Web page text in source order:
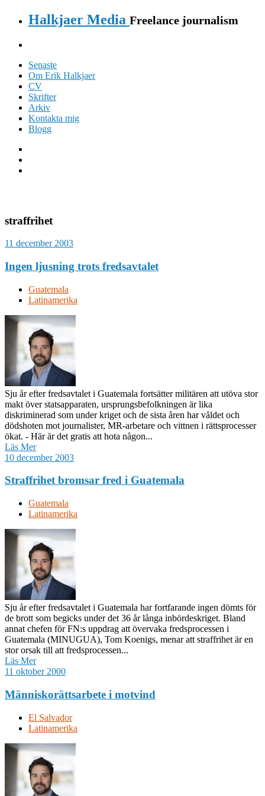
Halkjaer Media Freelance journalism
Senaste
Om Erik Halkjaer
CV
Skrifter
Arkiv
Kontakta mig
Blogg
straffrihet
11 december 2003
Ingen ljusning trots fredsavtalet
Guatemala
Latinamerika
Sju år efter fredsavtalet i Guatemala fortsätter militären att utöva stor
makt över statsapparaten, ursprungsbefolkningen är lika
diskriminerad som under kriget och de sista åren har våldet och
dödshoten mot journalister, MR-arbetare och vittnen i rättsprocesser
ökat. - Här är det gratis att hota någon...
Läs Mer
10 december 2003
Straffrihet bromsar fred i Guatemala
Guatemala
Latinamerika
Sju år efter fredsavtalet i Guatemala har fortfarande ingen dömts för
de brott som begicks under det 36 år långa inbördeskriget. Bland
annat chefen för FN:s uppdrag att övervaka fredsprocessen i
Guatemala (MINUGUA), Tom Koenigs, menar att straffrihet är en
stor orsak till att fredsprocessen...
Läs Mer
11 oktober 2000
Människorättsarbete i motvind
El Salvador
Latinamerika